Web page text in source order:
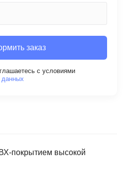
заказ
с условиями
данных
покрытием высокой